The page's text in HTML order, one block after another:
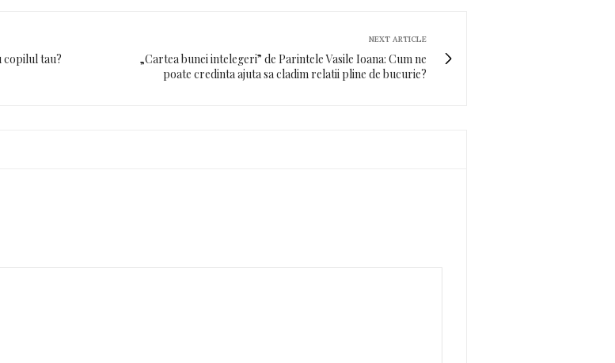
copilul tau?
NEXT ARTICLE
„Cartea bunei intelegeri” de Parintele Vasile Ioana: Cum ne
poate credinta ajuta sa cladim relatii pline de bucurie?